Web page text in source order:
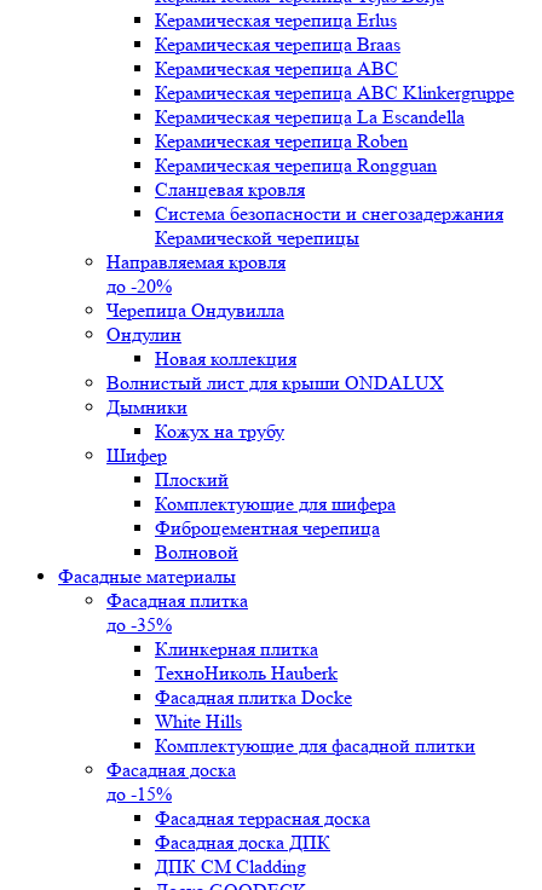
Керамическая черепица Erlus
Керамическая черепица Braas
Керамическая черепица ABC
Керамическая черепица ABC Klinkergruppe
Керамическая черепица La Escandella
Керамическая черепица Roben
Керамическая черепица Rongguan
Сланцевая кровля
Система безопасности и снегозадержания
Керамической черепицы
Направляемая кровля
до -20%
Черепица Ондувилла
Ондулин
Новая коллекция
Волнистый лист для крыши ONDALUX
Дымники
Кожух на трубу
Шифер
Плоский
Комплектующие для шифера
Фиброцементная черепица
Волновой
Фасадные материалы
Фасадная плитка
до -35%
Клинкерная плитка
ТехноНиколь Hauberk
Фасадная плитка Docke
White Hills
Комплектующие для фасадной плитки
Фасадная доска
до -15%
Фасадная террасная доска
Фасадная доска ДПК
ДПК CM Cladding